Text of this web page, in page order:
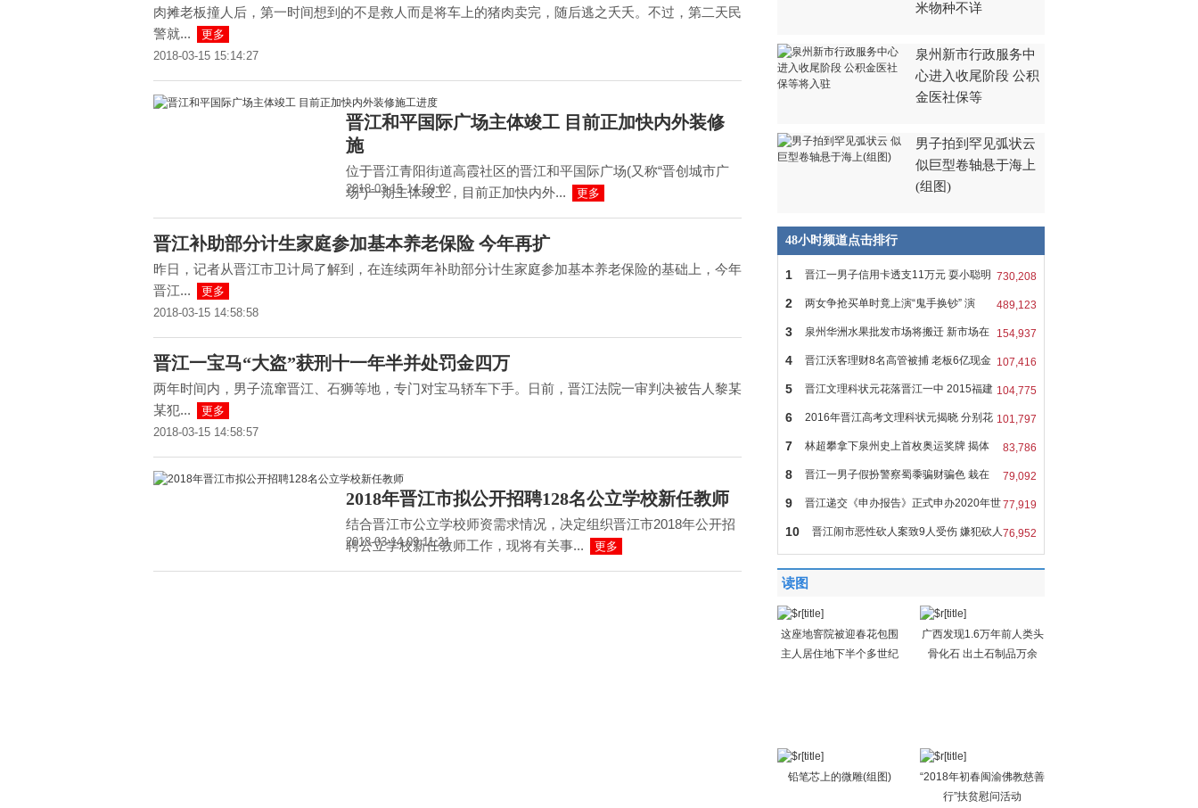
肉摊老板撞人后，第一时间想到的不是救人而是将车上的猪肉卖完，随后逃之夭夭。不过，第二天民
警就...
更多
2018-03-15 15:14:27
晋江和平国际广场主体竣工 目前正加快内外装修
施
位于晋江青阳街道高霞社区的晋江和平国际广场(又称“晋创城市广
场”)一期主体竣工，目前正加快内外...
更多
2018-03-15 14:59:02
晋江补助部分计生家庭参加基本养老保险 今年再扩
昨日，记者从晋江市卫计局了解到，在连续两年补助部分计生家庭参加基本养老保险的基础上，今年
晋江...
更多
2018-03-15 14:58:58
晋江一宝马“大盗”获刑十一年半并处罚金四万
两年时间内，男子流窜晋江、石狮等地，专门对宝马轿车下手。日前，晋江法院一审判决被告人黎某
某犯...
更多
2018-03-15 14:58:57
2018年晋江市拟公开招聘128名公立学校新任教师
结合晋江市公立学校师资需求情况，决定组织晋江市2018年公开招
聘公立学校新任教师工作，现将有关事...
更多
2018-03-14 09:11:21
米物种不详
泉州新市行政服务中
心进入收尾阶段 公积
金医社保等
男子拍到罕见弧状云
似巨型卷轴悬于海上
(组图)
48小时频道点击排行
730,208
1 晋江一男子信用卡透支11万元 耍小聪明
489,123
2 两女争抢买单时竟上演“鬼手换钞” 演
154,937
3 泉州华洲水果批发市场将搬迁 新市场在
107,416
4 晋江沃客理财8名高管被捕 老板6亿现金
104,775
5 晋江文理科状元花落晋江一中 2015福建
101,797
6 2016年晋江高考文理科状元揭晓 分别花
83,786
7 林超攀拿下泉州史上首枚奥运奖牌 揭体
79,092
8 晋江一男子假扮警察蜀黍骗财骗色 栽在
77,919
9 晋江递交《申办报告》正式申办2020年世
76,952
10 晋江闹市恶性砍人案致9人受伤 嫌犯砍人
读图
这座地窨院被迎春花包围
主人居住地下半个多世纪
广西发现1.6万年前人类头
骨化石 出土石制品万余
铅笔芯上的微雕(组图)
“2018年初春闽渝佛教慈善
行”扶贫慰问活动